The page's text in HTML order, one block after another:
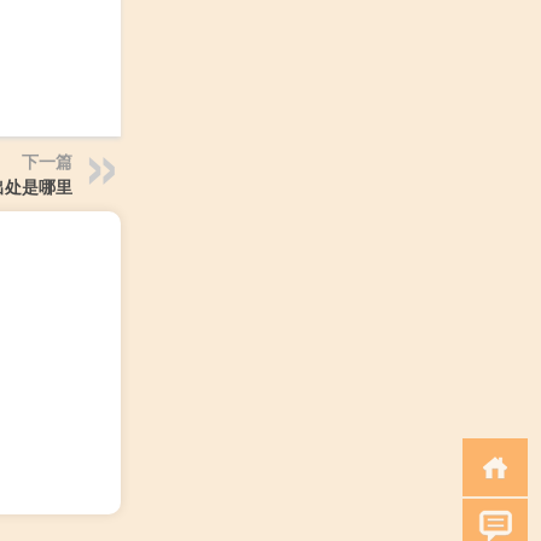
下一篇
是哪里